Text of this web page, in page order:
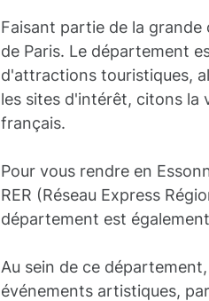
Faisant partie de la
de Paris. Le département
d'attractions touristiques,
les sites d'intérêt, citons la
français.
Pour vous rendre en
RER (Réseau Express
département est
Au sein de ce
événements artistiques,